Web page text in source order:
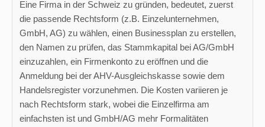
Eine Firma in der Schweiz zu gründen, bedeutet, zuerst
die passende Rechtsform (z.B. Einzelunternehmen,
GmbH, AG) zu wählen, einen Businessplan zu erstellen,
den Namen zu prüfen, das Stammkapital bei AG/GmbH
einzuzahlen, ein Firmenkonto zu eröffnen und die
Anmeldung bei der AHV-Ausgleichskasse sowie dem
Handelsregister vorzunehmen. Die Kosten variieren je
nach Rechtsform stark, wobei die Einzelfirma am
einfachsten ist und GmbH/AG mehr Formalitäten